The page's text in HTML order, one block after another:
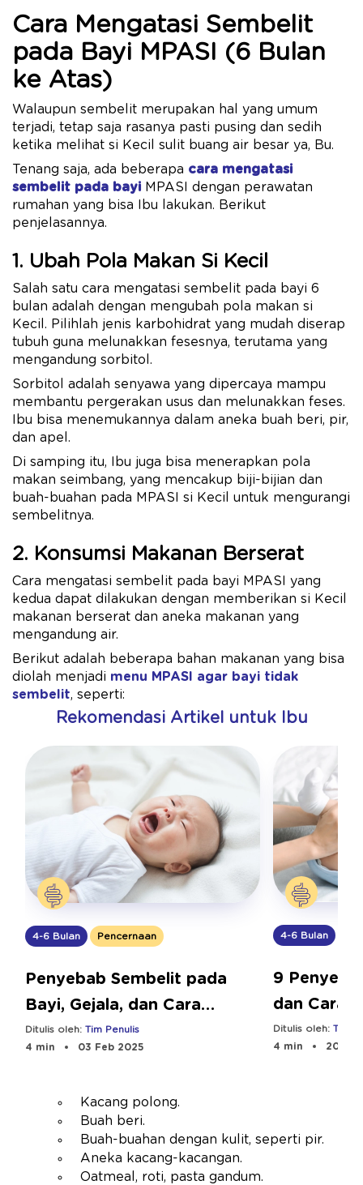
Cara Mengatasi Sembelit
pada Bayi MPASI (6 Bulan
ke Atas)
Walaupun sembelit merupakan hal yang umum
terjadi, tetap saja rasanya pasti pusing dan sedih
ketika melihat si Kecil sulit buang air besar ya, Bu.
Tenang saja, ada beberapa cara mengatasi
sembelit pada bayi MPASI dengan perawatan
rumahan yang bisa Ibu lakukan. Berikut
penjelasannya.
1. Ubah Pola Makan Si Kecil
Salah satu cara mengatasi sembelit pada bayi 6
bulan adalah dengan mengubah pola makan si
Kecil. Pilihlah jenis karbohidrat yang mudah diserap
tubuh guna melunakkan fesesnya, terutama yang
mengandung sorbitol.
Sorbitol adalah senyawa yang dipercaya mampu
membantu pergerakan usus dan melunakkan feses.
Ibu bisa menemukannya dalam aneka buah beri, pir,
dan apel.
Di samping itu, Ibu juga bisa menerapkan pola
makan seimbang, yang mencakup biji-bijian dan
buah-buahan pada MPASI si Kecil untuk mengurangi
sembelitnya.
2. Konsumsi Makanan Berserat
Cara mengatasi sembelit pada bayi MPASI yang
kedua dapat dilakukan dengan memberikan si Kecil
makanan berserat dan aneka makanan yang
mengandung air.
Berikut adalah beberapa bahan makanan yang bisa
diolah menjadi menu MPASI agar bayi tidak
sembelit, seperti:
Rekomendasi Artikel untuk Ibu
4-6 Bulan Pencernaan
Penyebab Sembelit pada
Bayi, Gejala, dan Cara
Mengatasinya
Ditulis oleh: Tim Penulis
4 min
03 Feb 2025
4-6 Bulan
9
dan Cara
Ditulis oleh: Tim
4 min
20
Kacang polong.
Buah beri.
Buah-buahan dengan kulit, seperti pir.
Aneka kacang-kacangan.
Oatmeal, roti, pasta gandum.